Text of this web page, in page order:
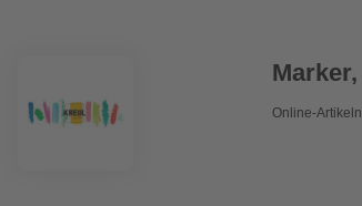
Online-